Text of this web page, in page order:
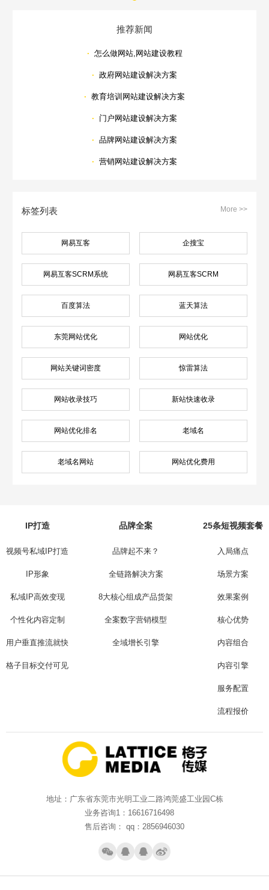
推荐新闻
· 怎么做网站,网站建设教程
· 政府网站建设解决方案
· 教育培训网站建设解决方案
· 门户网站建设解决方案
· 品牌网站建设解决方案
· 营销网站建设解决方案
标签列表 More >>
网易互客 企搜宝
网易互客SCRM系统 网易互客SCRM
百度算法 蓝天算法
东莞网站优化 网站优化
网站关键词密度 惊雷算法
网站收录技巧 新站快速收录
网站优化排名 老域名
老域名网站 网站优化费用
IP打造
视频号私域IP打造
IP形象
私域IP高效变现
个性化内容定制
用户垂直推流就快
格子目标交付可见
品牌全案
品牌起不来？
全链路解决方案
8大核心组成产品货架
全案数字营销模型
全域增长引擎
25条短视频套餐
入局痛点
场景方案
效果案例
核心优势
内容组合
内容引擎
服务配置
流程报价
地址：广东省东莞市光明工业二路鸿莞盛工业园C栋
业务咨询1：16616716498
售后咨询： qq：2856946030